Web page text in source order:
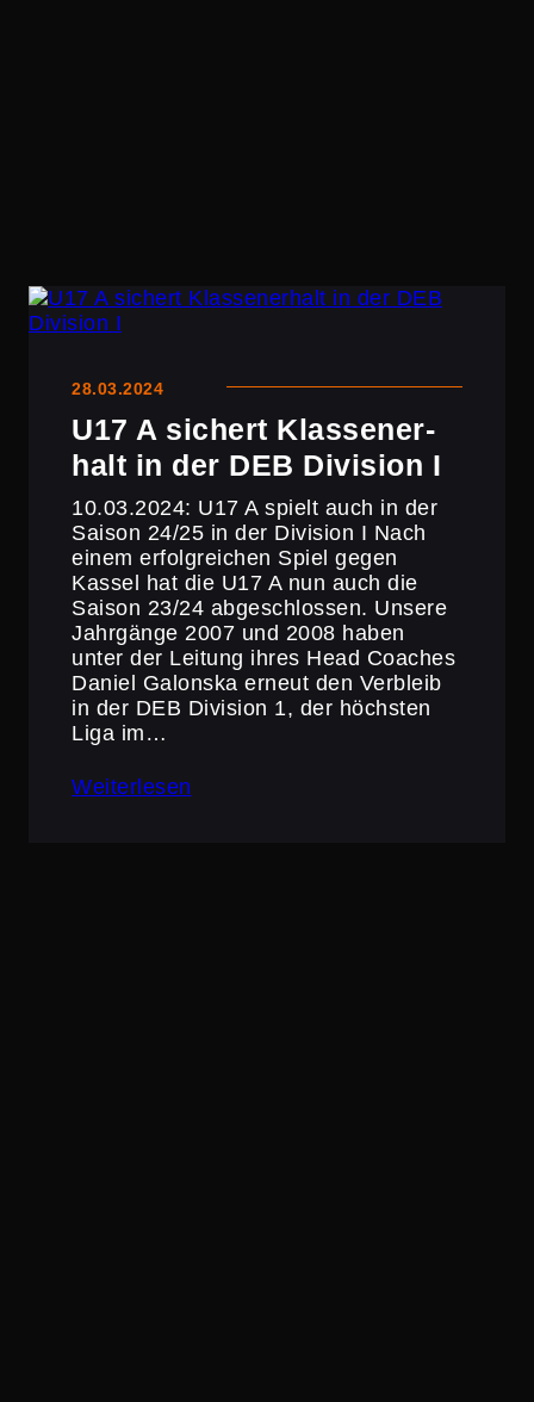
28.03.2024
U17 A sichert Klassen­er­
halt in der DEB Division I
10.03.2024: U17 A spielt auch in der
Saison 24/25 in der Division I Nach
einem erfolg­rei­chen Spiel gegen
Kassel hat die U17 A nun auch die
Saison 23/24 abgeschlossen. Unsere
Jahrgänge 2007 und 2008 haben
unter der Leitung ihres Head Coaches
Daniel Galonska erneut den Verbleib
in der DEB Division 1, der höchsten
Liga im…
Weiterlesen